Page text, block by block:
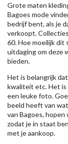
Grote maten
Bagoes mode
bedrijf bent, als je
verkoopt.
60. Hoe moeilijk dit
uitdaging om deze
bieden.
Het is belangrijk
kwaliteit etc. Het is
een leuke foto.
beeld heeft van
van Bagoes,
zodat je in staat
met je aankoop.